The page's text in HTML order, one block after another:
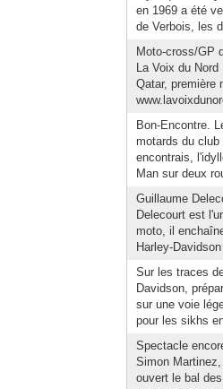
en 1969 a été
de Verbois, les
Moto-cross/GP
La Voix du
Qatar, première
Bon-Encontre.
motards du club
encontrais,
Man sur deux
Guillaume
Delecourt est
moto, il
Harley-
Sur les traces
Davidson,
sur une voie
pour les sikhs
Spectacle
Simon
ouvert le bal